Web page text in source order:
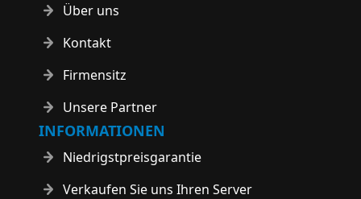
Über uns
Kontakt
Firmensitz
Unsere Partner
INFORMATIONEN
Niedrigstpreisgarantie
Verkaufen Sie uns Ihren Server